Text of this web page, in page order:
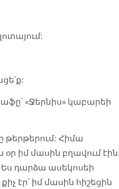
«Ջերնիս» կաբարեի
թերթերում: Հիմա
օր իմ մասին բղավում էին
Ես դարձա ասեկոսեի
էր՝ իմ մասին հիշեցին